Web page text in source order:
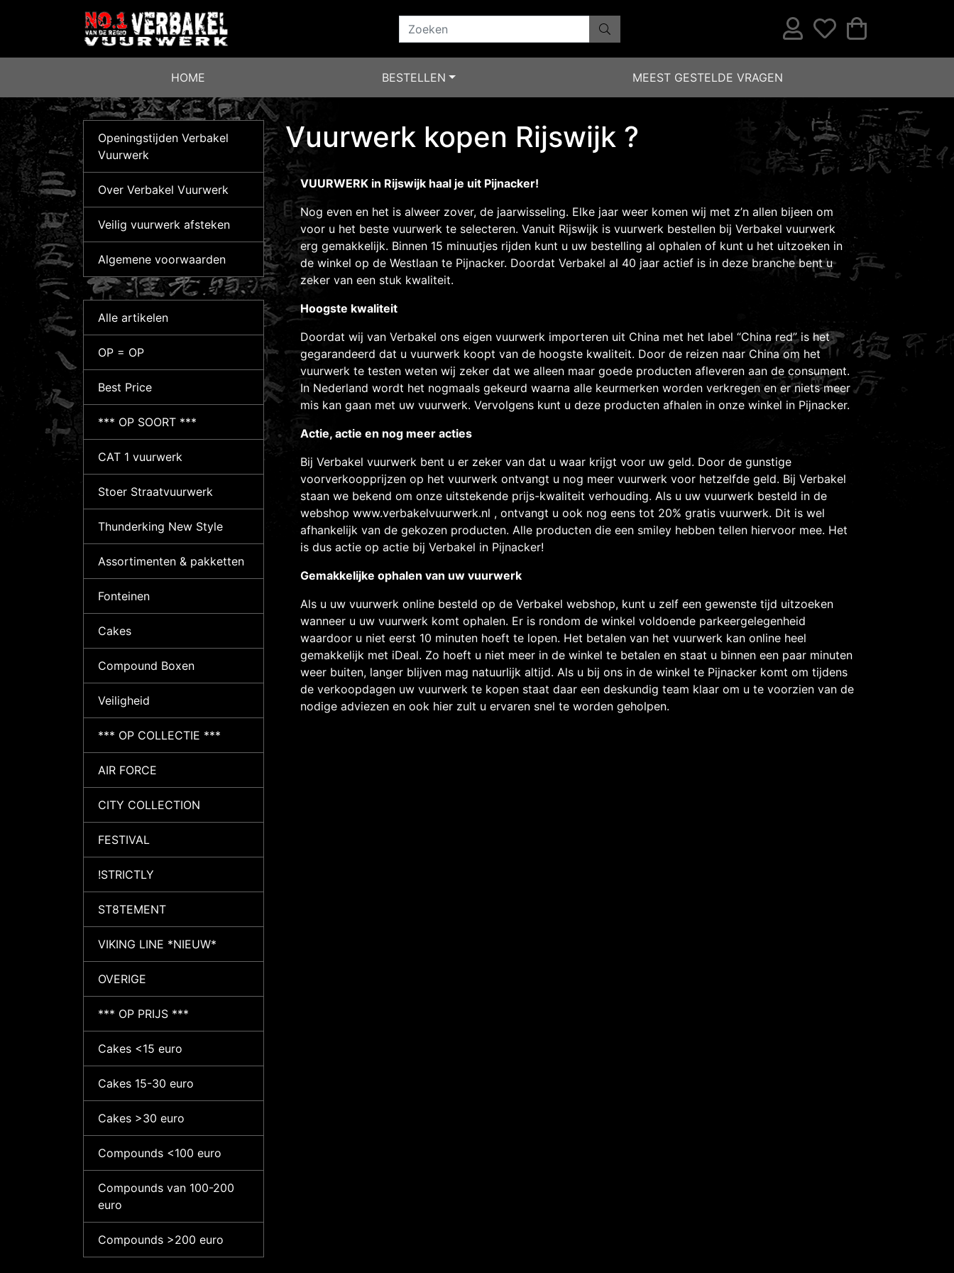
HOME BESTELLEN MEEST GESTELDE VRAGEN
Openingstijden Verbakel
Vuurwerk
Over Verbakel Vuurwerk
Veilig vuurwerk afsteken
Algemene voorwaarden
Alle artikelen
OP = OP
Best Price
*** OP SOORT ***
CAT 1 vuurwerk
Stoer Straatvuurwerk
Thunderking New Style
Assortimenten & pakketten
Fonteinen
Cakes
Compound Boxen
Veiligheid
*** OP COLLECTIE ***
AIR FORCE
CITY COLLECTION
FESTIVAL
!STRICTLY
ST8TEMENT
VIKING LINE *NIEUW*
OVERIGE
*** OP PRIJS ***
Cakes <15 euro
Cakes 15-30 euro
Cakes >30 euro
Compounds <100 euro
Compounds van 100-200
euro
Compounds >200 euro
Vuurwerk kopen Rijswijk ?
VUURWERK in Rijswijk haal je uit Pijnacker!
Nog even en het is alweer zover, de jaarwisseling. Elke jaar weer komen wij met z’n allen bijeen om
voor u het beste vuurwerk te selecteren. Vanuit Rijswijk is vuurwerk bestellen bij Verbakel vuurwerk
erg gemakkelijk. Binnen 15 minuutjes rijden kunt u uw bestelling al ophalen of kunt u het uitzoeken in
de winkel op de Westlaan te Pijnacker. Doordat Verbakel al 40 jaar actief is in deze branche bent u
zeker van een stuk kwaliteit.
Hoogste kwaliteit
Doordat wij van Verbakel ons eigen vuurwerk importeren uit China met het label “China red” is het
gegarandeerd dat u vuurwerk koopt van de hoogste kwaliteit. Door de reizen naar China om het
vuurwerk te testen weten wij zeker dat we alleen maar goede producten afleveren aan de consument.
In Nederland wordt het nogmaals gekeurd waarna alle keurmerken worden verkregen en er niets meer
mis kan gaan met uw vuurwerk. Vervolgens kunt u deze producten afhalen in onze winkel in Pijnacker.
Actie, actie en nog meer acties
Bij Verbakel vuurwerk bent u er zeker van dat u waar krijgt voor uw geld. Door de gunstige
voorverkoopprijzen op het vuurwerk ontvangt u nog meer vuurwerk voor hetzelfde geld. Bij Verbakel
staan we bekend om onze uitstekende prijs-kwaliteit verhouding. Als u uw vuurwerk besteld in de
webshop www.verbakelvuurwerk.nl , ontvangt u ook nog eens tot 20% gratis vuurwerk. Dit is wel
afhankelijk van de gekozen producten. Alle producten die een smiley hebben tellen hiervoor mee. Het
is dus actie op actie bij Verbakel in Pijnacker!
Gemakkelijke ophalen van uw vuurwerk
Als u uw vuurwerk online besteld op de Verbakel webshop, kunt u zelf een gewenste tijd uitzoeken
wanneer u uw vuurwerk komt ophalen. Er is rondom de winkel voldoende parkeergelegenheid
waardoor u niet eerst 10 minuten hoeft te lopen. Het betalen van het vuurwerk kan online heel
gemakkelijk met iDeal. Zo hoeft u niet meer in de winkel te betalen en staat u binnen een paar minuten
weer buiten, langer blijven mag natuurlijk altijd. Als u bij ons in de winkel te Pijnacker komt om tijdens
de verkoopdagen uw vuurwerk te kopen staat daar een deskundig team klaar om u te voorzien van de
nodige adviezen en ook hier zult u ervaren snel te worden geholpen.